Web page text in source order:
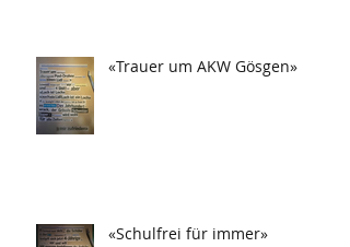
«Trauer um AKW Gösgen»
«Schulfrei für immer»